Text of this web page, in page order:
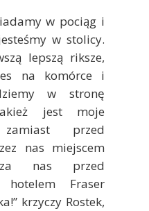
w pociąg i
w stolicy.
lepszą riksze,
na komórce i
w stronę
jest moje
przed
nas miejscem
nas przed
hotelem Fraser
krzyczy Rostek,